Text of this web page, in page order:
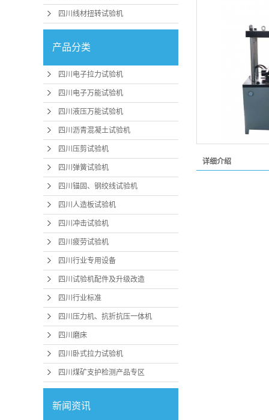
机
四川
四川卧式
四川煤矿支护
四川线材扭转试验机
产品分类
四川电子拉力试验机
四川电子万能试验机
四川液压万能试验机
四川沥青混凝土试验机
四川压剪试验机
四川弹簧试验机
四川锚固、钢绞线试验机
四川人造板试验机
四川冲击试验机
四川疲劳试验机
四川行业专用设备
四川试验机配件及升级改造
四川行业标准
四川压力机、抗折抗压一体机
四川磨床
四川卧式拉力试验机
四川煤矿支护检测产品专区
新闻资讯
详细介绍